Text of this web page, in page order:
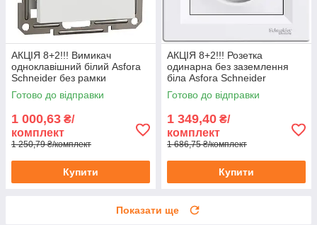
АКЦІЯ 8+2!!! Вимикач
одноклавішний білий Asfora
Schneider без рамки
Готово до відправки
1 000,63 ₴/
комплект
1 250,79 ₴/комплект
Купити
АКЦІЯ 8+2!!! Розетка
одинарна без заземлення
біла Asfora Schneider
Готово до відправки
1 349,40 ₴/
комплект
1 686,75 ₴/комплект
Купити
Показати ще